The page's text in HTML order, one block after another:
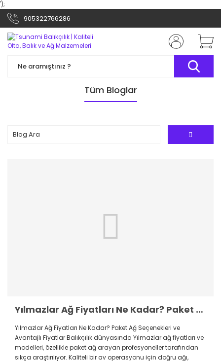
');
905322766286
Tüm Bloglar
Yılmazlar Ağ Fiyatları Ne Kadar? Paket Ağ Seçenekleri ve Avantajlı Fiyatlar
Yılmazlar Ağ Fiyatları Ne Kadar? Paket Ağ Seçenekleri ve
Avantajlı Fiyatlar Balıkçılık dünyasında Yılmazlar ağ fiyatları ve
modelleri, özellikle paket ağ arayan profesyoneller tarafından
sıkça araştırılıyor. Kaliteli bir av operasyonu için doğru ağı,